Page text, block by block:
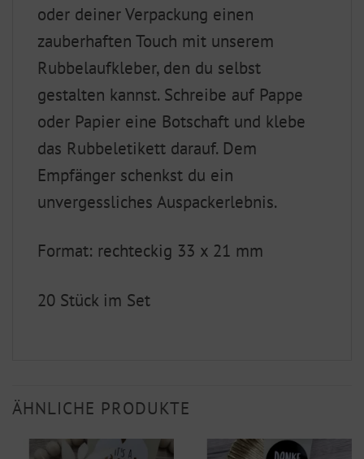
oder deiner Verpackung einen
zauberhaften Touch mit unserem
Rubbelaufkleber, den du selbst
gestalten kannst. Schreibe auf Pappe
oder Papier eine Botschaft und klebe
das Rubbeletikett darauf. Dem
Empfänger schenkst du ein
unvergessliches Auspackerlebnis.
Format: rechteckig 33 x 21 mm
20 Stück im Set
ÄHNLICHE PRODUKTE